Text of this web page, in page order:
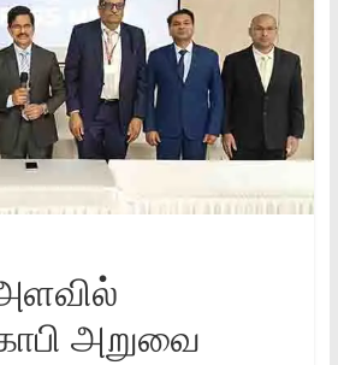
அறுவை